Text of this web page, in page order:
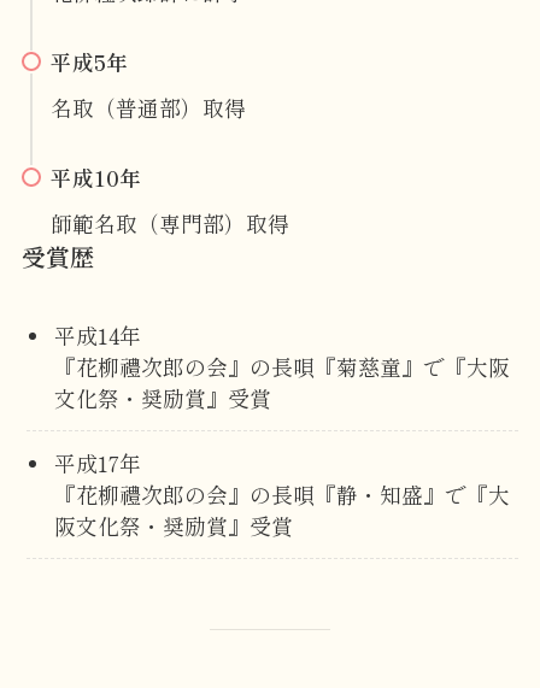
平成5年
名取（普通部）取得
平成10年
師範名取（専門部）取得
受賞歴
平成14年
『花柳禮次郎の会』の長唄『菊慈童』で『大阪
文化祭・奨励賞』受賞
平成17年
『花柳禮次郎の会』の長唄『静・知盛』で『大
阪文化祭・奨励賞』受賞